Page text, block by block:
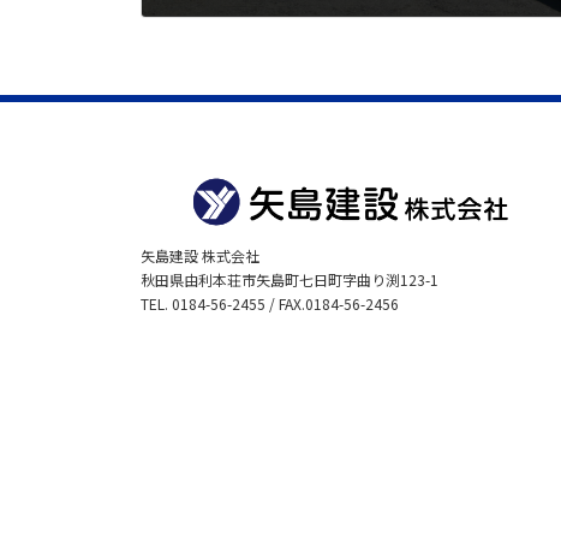
矢島建設 株式会社
秋田県由利本荘市矢島町七日町字曲り渕123-1
TEL. 0184-56-2455 / FAX.0184-56-2456